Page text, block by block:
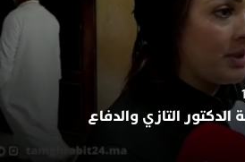
التازي والدفاع